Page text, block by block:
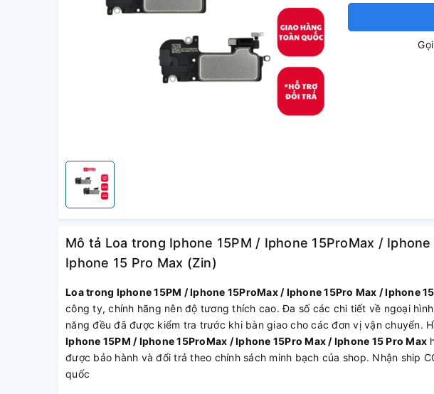
Mô tả Loa trong Iphone 15PM / Iphone 15ProMax / Iphone
Iphone 15 Pro Max (Zin)
Loa trong Iphone 15PM / Iphone 15ProMax / Iphone 15Pro Max / Iphone
công ty, chính hãng nên độ tương thích cao. Đa số các chi tiết về ngoại
năng đều đã được kiểm tra trước khi bàn giao cho các đơn vị vận chuyển.
Iphone 15PM / Iphone 15ProMax / Iphone 15Pro Max / Iphone 15 Pro Max
được bảo hành và đổi trả theo chính sách minh bạch của shop. Nhận ship
quốc